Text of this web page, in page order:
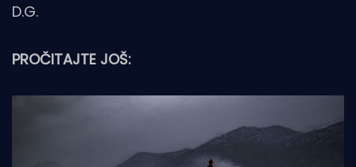
D.G.
PROČITAJTE JOŠ: